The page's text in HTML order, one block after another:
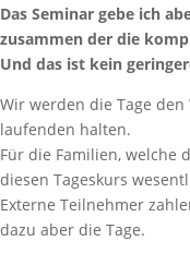
Das Seminar gebe ich
zusammen der die
Und das ist kein
Wir werden die Tage
laufenden halten.
Für die Familien, welche
diesen Tageskurs
Externe Teilnehmer
dazu aber die Tage.